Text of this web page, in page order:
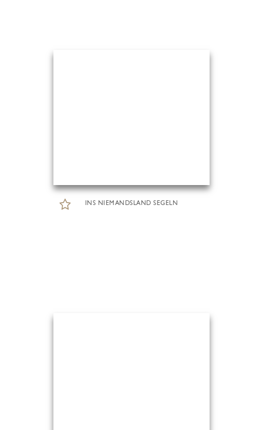
INS NIEMANDSLAND SEGELN